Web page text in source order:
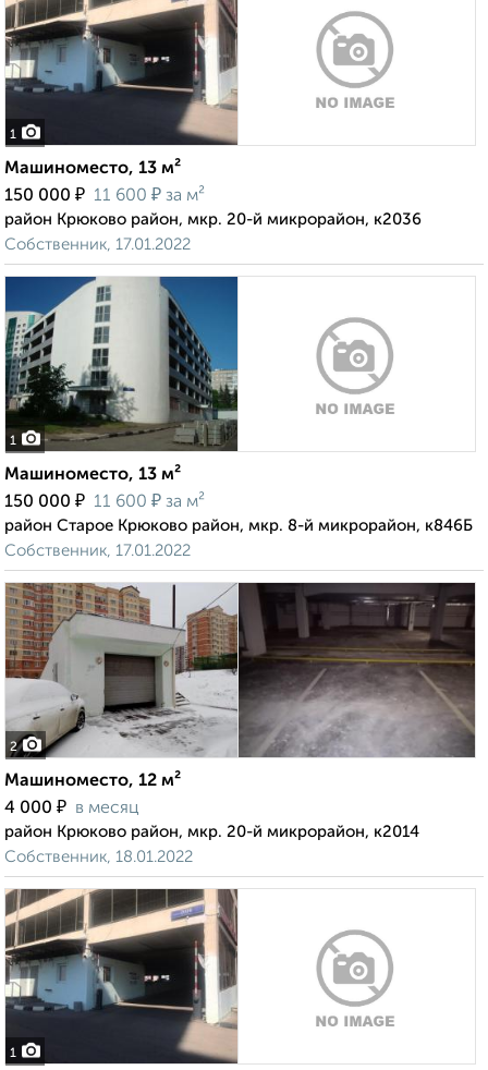
1
Машиноместо, 13 м²
150 000 ₽ 11 600 ₽ за м²
район Крюково район, мкр. 20-й микрорайон, к2036
Собственник, 17.01.2022
1
Машиноместо, 13 м²
150 000 ₽ 11 600 ₽ за м²
район Старое Крюково район, мкр. 8-й микрорайон, к846Б
Собственник, 17.01.2022
2
Машиноместо, 12 м²
4 000 ₽ в месяц
район Крюково район, мкр. 20-й микрорайон, к2014
Собственник, 18.01.2022
1